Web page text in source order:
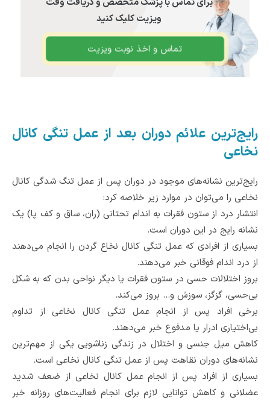
ویزیت کلیک کنید
تماس و اخذ نوبت ویزیت
رایج‌ترین علائم دوران بعد از عمل تنگی کانال
نخاعی
رایج‌ترین نشانه‌های موجود در دوران پس از عمل تنگ شدگی کانال
نخاعی را می‌توان در موارد زیر خلاصه کرد:
انتشار درد از ستون فقرات به اندام تحتانی (ران، ساق و کف پا) یک
نشانه رایج‌ در این دوران است.
بسیاری از افرادی که عمل تنگی کانال نخاع گردن را انجام می‌دهند
از درد اندام فوقانی خبر می‌دهند.
بروز اختلالات حسی در ستون فقرات یا دیگر نواحی بدن که به شکل
بی‌‌حسی، گزگز، سوزش و... بروز می‌کند.
برخی افراد پس از انجام عمل تنگی کانال نخاعی از تداوم
بی‌اختیاری ادرار یا مدفوع خبر می‌دهند.
کاهش میل جنسی و اختلال در زندگی زناشویی یکی از مهم‌ترین
نشانه‌های دوران نقاهت پس از عمل تنگی کانال نخاعی است.
بسیاری از افراد پس از انجام عمل کانال نخاعی از ضعف شدید
عضلانی و کاهش توانایی لازم برای انجام فعالیت‌های روزانه خبر